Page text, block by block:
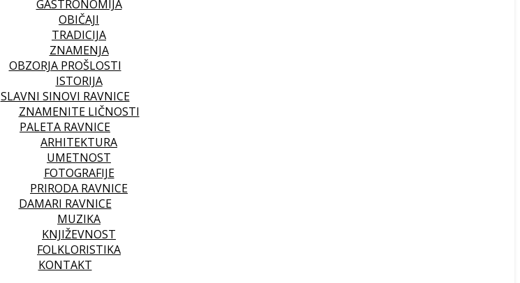
GASTRONOMIJA
OBIČAJI
TRADICIJA
ZNAMENJA
OBZORJA PROŠLOSTI
ISTORIJA
SLAVNI SINOVI RAVNICE
ZNAMENITE LIČNOSTI
PALETA RAVNICE
ARHITEKTURA
UMETNOST
FOTOGRAFIJE
PRIRODA RAVNICE
DAMARI RAVNICE
MUZIKA
KNJIŽEVNOST
FOLKLORISTIKA
KONTAKT